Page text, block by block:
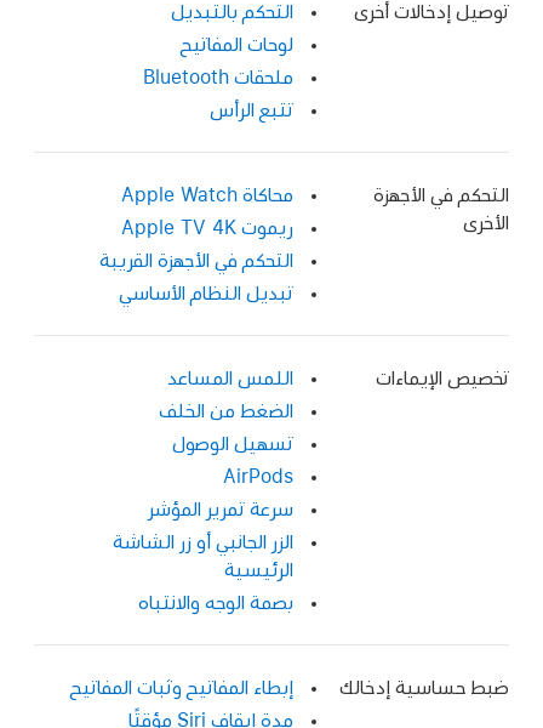
توصيل إدخالات أخرى
التحكم بالتبديل
لوحات المفاتيح
ملحقات Bluetooth
تتبع الرأس
التحكم في الأجهزة
الأخرى
محاكاة Apple Watch
ريموت Apple TV 4K
التحكم في الأجهزة القريبة
تبديل النظام الأساسي
تخصيص الإيماءات
اللمس المساعد
الضغط من الخلف
تسهيل الوصول
AirPods
سرعة تمرير المؤشر
الزر الجانبي أو زر الشاشة
الرئيسية
بصمة الوجه والانتباه
ضبط حساسية إدخالك
إبطاء المفاتيح وثبات المفاتيح
مدة إيقاف Siri مؤقتًا